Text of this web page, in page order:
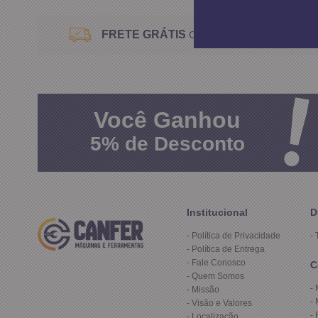
FRETE GRÁTIS Consulte o Regulamento
VocêGanhou
5%de Desconto
Institucional
Política de Privacidade
Política de Entrega
Fale Conosco
Quem Somos
Missão
Visão e Valores